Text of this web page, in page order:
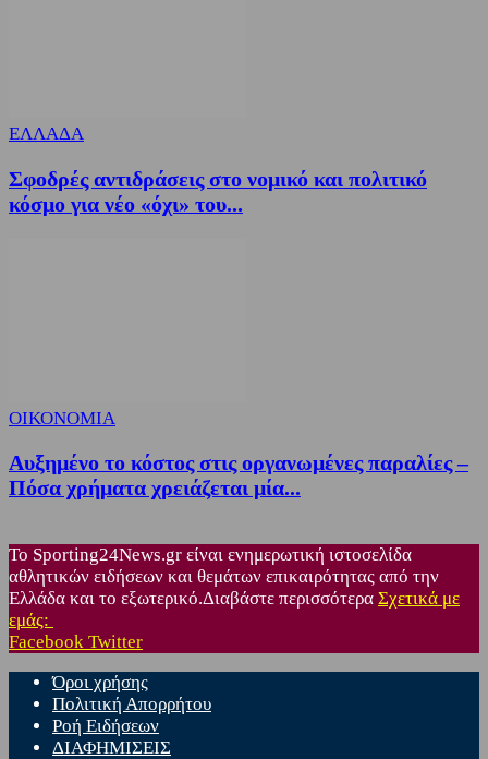
ΕΛΛΑΔΑ
Σφοδρές αντιδράσεις στο νομικό και πολιτικό
κόσμο για νέο «όχι» του...
ΟΙΚΟΝΟΜΙΑ
Αυξημένο το κόστος στις οργανωμένες παραλίες –
Πόσα χρήματα χρειάζεται μία...
Το Sporting24News.gr είναι ενημερωτική ιστοσελίδα
αθλητικών ειδήσεων και θεμάτων επικαιρότητας από την
Ελλάδα και το εξωτερικό.Διαβάστε περισσότερα Σχετικά με
εμάς:
Facebook Twitter
Όροι χρήσης
Πολιτική Απορρήτου
Ροή Ειδήσεων
ΔΙΑΦΗΜΙΣΕΙΣ